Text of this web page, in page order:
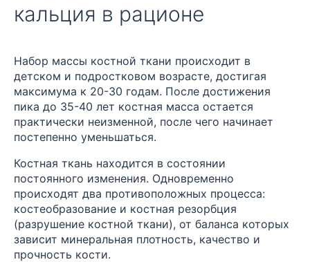
кальция в рационе
Набор массы костной ткани происходит в
детском и подростковом возрасте, достигая
максимума к 20-30 годам. После достижения
пика до 35-40 лет костная масса остается
практически неизменной, после чего начинает
постепенно уменьшаться.
Костная ткань находится в состоянии
постоянного изменения. Одновременно
происходят два противоположных процесса:
костеобразование и костная резорбция
(разрушение костной ткани), от баланса которых
зависит минеральная плотность, качество и
прочность кости.